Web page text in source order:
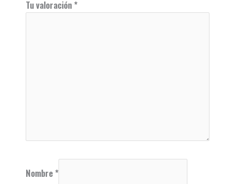
Tu valoración *
Nombre *